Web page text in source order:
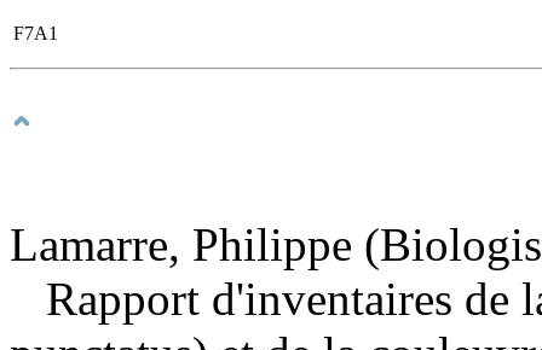
F7A1
Lamarre, Philippe
Rapport d'inventaires de